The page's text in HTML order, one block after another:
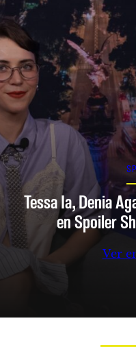
Tessa Ia, Denia
en Spoiler
Ver